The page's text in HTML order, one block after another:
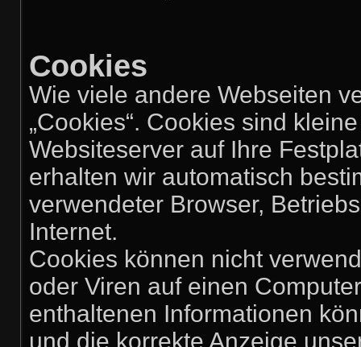
Cookies
Wie viele andere Webseiten
„Cookies“. Cookies sind
Websiteserver auf Ihre
erhalten wir automatisch
verwendeter Browser,
Internet.
Cookies können nicht
oder Viren auf einen
enthaltenen Informationen
und die korrekte Anzeige